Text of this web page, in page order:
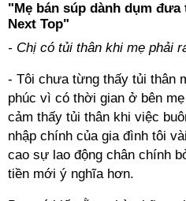
"Mẹ bán súp dành dụm
Next Top"
- Chị có tủi thân khi mẹ phải
- Tôi chưa từng thấy tủi thân
phúc vì có thời gian ở bên
cảm thấy tủi thân khi việc
nhập chính của gia đình tôi
cao sự lao động chân chính
tiền mới ý nghĩa hơn.